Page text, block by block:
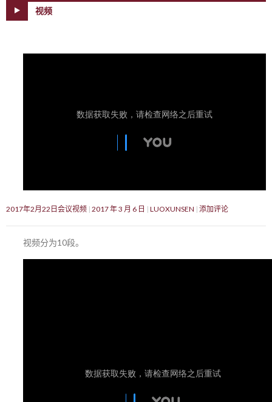
视频
2017年2月22日会议视频 2017 年 3 月 6 日 LUOXUNSEN 添加评论
视频分为10段。